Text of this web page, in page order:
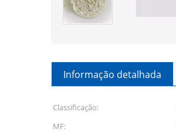
Informação detalhada
Classificação:
MF: